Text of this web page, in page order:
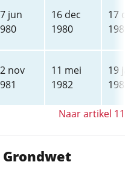
jun
16 dec
1980
17 dec
1980
nov
11 mei
1982
19 jan
1983
Naar artikel 11